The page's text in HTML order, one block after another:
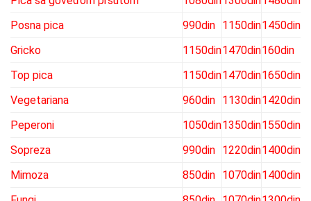
Posna pica
990din 1150din1450din
Gricko
1150din1470din160din
Top pica
1150din1470din1650din
Vegetariana
960din 1130din1420din
Peperoni
1050din1350din1550din
Sopreza
990din 1220din1400din
Mimoza
850din 1070din1400din